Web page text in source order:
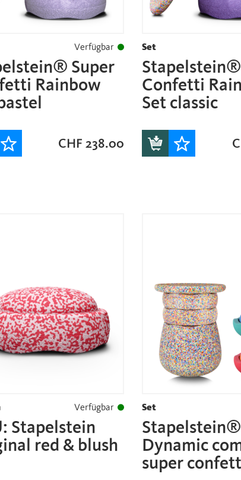
Verfügbar
Super
Rainbow
CHF 238.00
Set
Confetti
Set classic
Verfügbar
Stapelstein
red & blush
Set
Stapelstein®
Dynamic
super